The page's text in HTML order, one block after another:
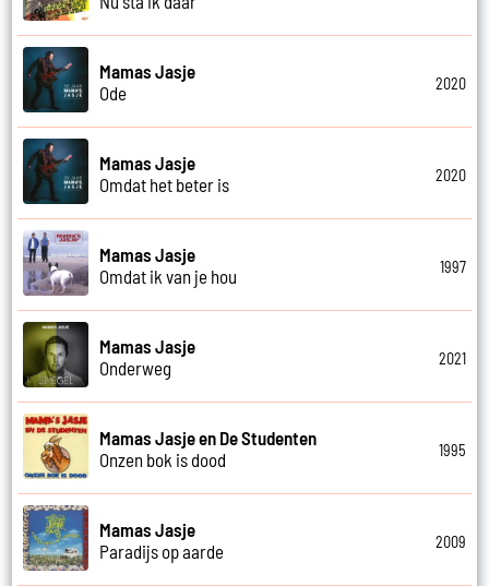
Mamas Jasje
Ode
2020
Mamas Jasje
Omdat het beter is
2020
Mamas Jasje
Omdat ik van je hou
1997
Mamas Jasje
Onderweg
2021
Mamas Jasje en De Studenten
Onzen bok is dood
1995
Mamas Jasje
Paradijs op aarde
2009